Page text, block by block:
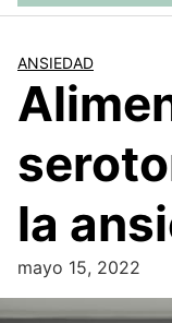
ANSIEDAD
la
mayo 15, 2022